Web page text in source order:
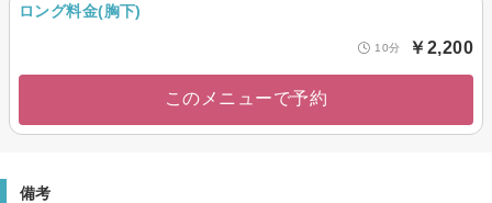
ロング料金(胸下)
10分 ￥2,200
このメニューで予約
備考